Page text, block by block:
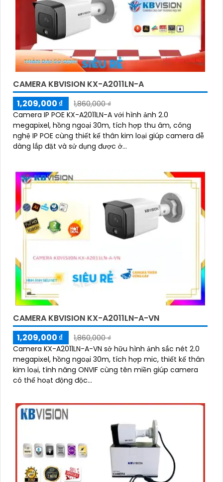
CAMERA KBVISION KX-A2011LN-A
1,209,000 ₫
1,860,000 ₫
Camera IP POE KX-A2011LN-A với hình ảnh 2.0
megapixel, hồng ngoại 30m, tích hợp thu âm, công
nghệ IP POE cùng thiết kế thân kim loại giúp camera dễ
dàng lắp đặt và sử dụng được ở...
CAMERA KBVISION KX-A2011LN-A-VN
1,209,000 ₫
1,860,000 ₫
Camera KX-A2011LN-A-VN sở hữu hình ảnh sắc nét 2.0
megapixel, hồng ngoại 30m, tích hợp mic, thiết kế thân
kim loại, tính năng ONVIF cùng tên miền giúp camera
có thể hoạt động độc...